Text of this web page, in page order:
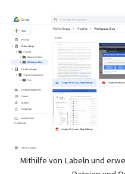
Mithilfe von Labeln und